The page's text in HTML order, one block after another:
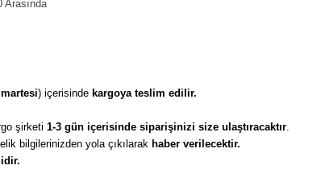
Arasında
) içerisinde kargoya teslim edilir.
şirketi 1-3 gün içerisinde siparişinizi size ulaştıracaktır.
bilgilerinizden yola çıkılarak haber verilecektir.